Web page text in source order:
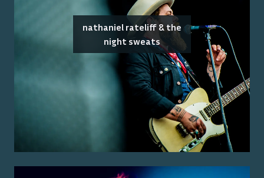
nathaniel rateliff & the
night sweats